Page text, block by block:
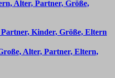
Alter, Partner, Größe,
Kinder, Größe, Eltern
Alter, Partner, Eltern,